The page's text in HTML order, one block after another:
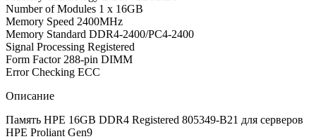
Number of Modules 1 x 16GB
Memory Speed 2400MHz
Memory Standard DDR4-2400/PC4-2400
Signal Processing Registered
Form Factor 288-pin DIMM
Error Checking ECC
Описание
Память HPE 16GB DDR4 Registered 805349-B21 для серверов
HPE Proliant Gen9